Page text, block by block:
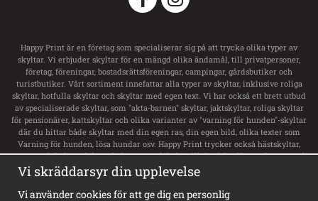
Happy Print är en företag som specialiserar sig på att trycka olika typer av
skyltar. Vi erbjuder skyltar för en mängd olika ändamål, till privatpersoner,
företag, föreningar, bostadsrättsföreningar, campingar, gårdsbutiker och
turistbutiker. Vårt sortiment innefattar alla typer av skyltar, inklusive roliga
skyltar, hotfulla skyltar och skyltar med egen text. Vi har också ett brett utbud
av specialiserade skyltar, som "akta-barnen" skyltar, jaktskyltar, roliga skyltar
för pensionärer, kattskyltar och olika varianter av "varning för hunden"-skyltar
där du hittar både skyltar med din egen ras, din egen bild, olika texter som
Varning för hunden, lösa hundar osv. Happy Print trycker också hästskyltar,
transportdekaler och boxsskyltar samt dekaler till ditt hästsläp med namn och
svensk flagga. Vi har ett stort utbud av skyltar för privata tomt, privat område,
privat väg och privat gård. För företag erbjuder de alla typer av skyltar,
inklusive vägvisningsskyltar, laddskyltar för elbilar, personligt utformade
Vi skräddarsyr din upplevelse
Vi använder cookies för att ge dig en personlig